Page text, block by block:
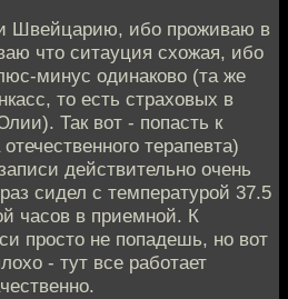
Швейцарию, ибо проживаю в
что ситауция схожая, ибо
минус одинаково (та же
то есть страховых в
Так вот - попасть к
терапевта)
действительно очень
сидел с температурой 37.5
часов в приемной. К
просто не попадешь, но вот
- тут все работает